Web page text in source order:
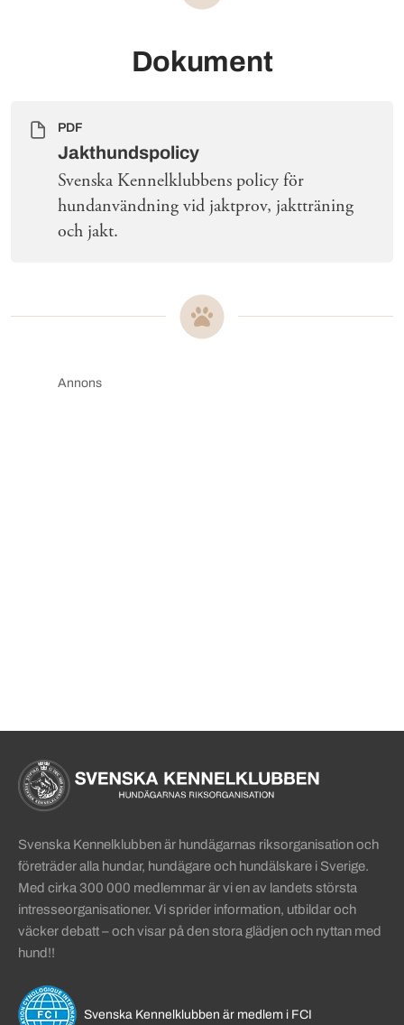
Dokument
PDF
Jakthundspolicy
Svenska Kennelklubbens policy för
hundanvändning vid jaktprov, jaktträning
och jakt.
Annons
Sidinformation och
Köpa hund startsida
Svenska Kennelklubben är hundägarnas riksorganisation och
företräder alla hundar, hundägare och hundälskare i Sverige.
Med cirka 300 000 medlemmar är vi en av landets största
intresseorganisationer. Vi sprider information, utbildar och
väcker debatt – och visar på den stora glädjen och nyttan med
hund!!
Svenska Kennelklubben är medlem i FCI